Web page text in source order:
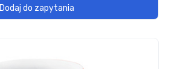
Dodaj do zapytania